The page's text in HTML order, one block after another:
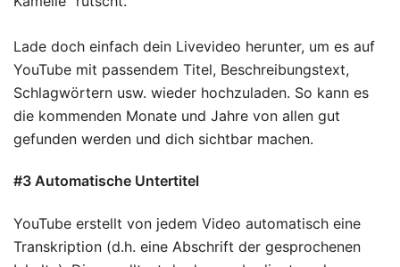
Lade doch einfach dein Livevideo herunter, um es auf
YouTube mit passendem Titel, Beschreibungstext,
Schlagwörtern usw. wieder hochzuladen. So kann es
die kommenden Monate und Jahre von allen gut
gefunden werden und dich sichtbar machen.
#3 Automatische Untertitel
YouTube erstellt von jedem Video automatisch eine
Transkription (d.h. eine Abschrift der gesprochenen